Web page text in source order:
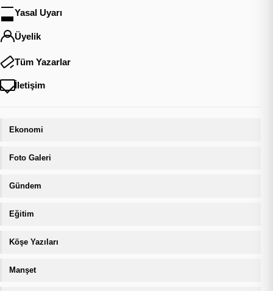
Yasal Uyarı
Üyelik
Tüm Yazarlar
İletişim
Ekonomi
Foto Galeri
Gündem
Eğitim
Köşe Yazıları
Manşet